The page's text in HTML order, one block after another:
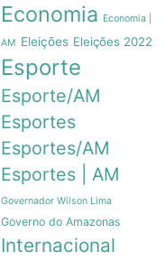
Economia Economia |
AM Eleições Eleições 2022
Esporte
Esporte/AM
Esportes
Esportes/AM
Esportes | AM
Governador Wilson Lima
Governo do Amazonas
Internacional